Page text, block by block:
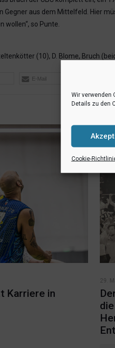
Wir verwenden
Details zu den
Cookie-
aus dem Mittelfeld. Hier
wollen“, so Punte.
(10), D. Blome, Bruch
E-Mail
Karriere in
29.